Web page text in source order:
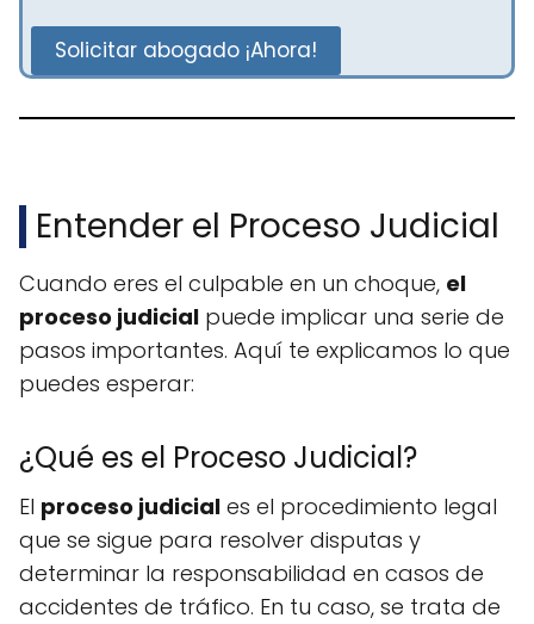
Solicitar abogado ¡Ahora!
Entender el Proceso Judicial
Cuando eres el culpable en un choque, el
proceso judicial puede implicar una serie de
pasos importantes. Aquí te explicamos lo que
puedes esperar:
¿Qué es el Proceso Judicial?
El proceso judicial es el procedimiento legal
que se sigue para resolver disputas y
determinar la responsabilidad en casos de
accidentes de tráfico. En tu caso, se trata de